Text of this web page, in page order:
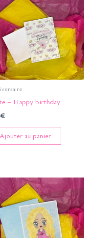
– Happy birthday
€
Ajouter au panier